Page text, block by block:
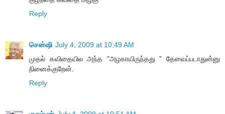
Reply
சென்ஷி July 4, 2009 at 10:49 AM
முதல் கவிதையில அந்த ”அழகாயிருந்தது ” தேவைப்படாதுன்னு
நினைக்குறேன்.
Reply